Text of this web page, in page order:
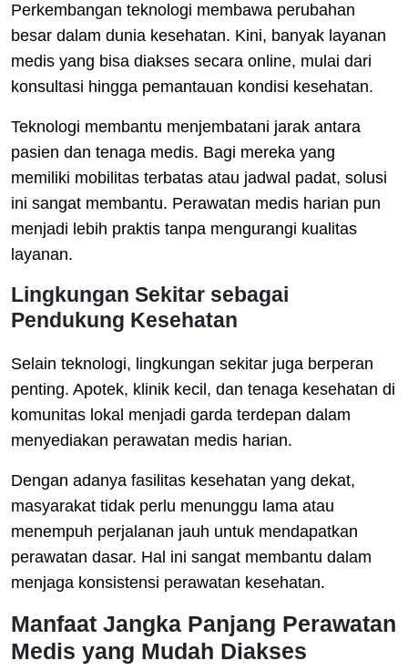
Perkembangan teknologi membawa perubahan
besar dalam dunia kesehatan. Kini, banyak layanan
medis yang bisa diakses secara online, mulai dari
konsultasi hingga pemantauan kondisi kesehatan.
Teknologi membantu menjembatani jarak antara
pasien dan tenaga medis. Bagi mereka yang
memiliki mobilitas terbatas atau jadwal padat, solusi
ini sangat membantu. Perawatan medis harian pun
menjadi lebih praktis tanpa mengurangi kualitas
layanan.
Lingkungan Sekitar sebagai
Pendukung Kesehatan
Selain teknologi, lingkungan sekitar juga berperan
penting. Apotek, klinik kecil, dan tenaga kesehatan di
komunitas lokal menjadi garda terdepan dalam
menyediakan perawatan medis harian.
Dengan adanya fasilitas kesehatan yang dekat,
masyarakat tidak perlu menunggu lama atau
menempuh perjalanan jauh untuk mendapatkan
perawatan dasar. Hal ini sangat membantu dalam
menjaga konsistensi perawatan kesehatan.
Manfaat Jangka Panjang Perawatan
Medis yang Mudah Diakses